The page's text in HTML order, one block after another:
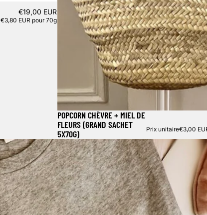
€19,00 EUR
€3,80 EUR pour 70g
POPCORN CHÈVRE + MIEL DE
FLEURS (GRAND SACHET
5X70G)
Prix unitaire€3,00